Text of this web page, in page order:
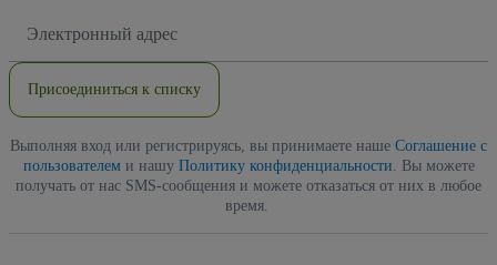
электронной
Присоединиться к списку
Выполняя вход или регистрируясь, вы принимаете наше Соглашение с
пользователеми нашу Политику конфиденциальности . Вы можете
получать от нас SMS-сообщения и можете отказаться от них в любое
время.